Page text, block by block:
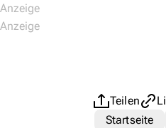
Teilen
Startseite